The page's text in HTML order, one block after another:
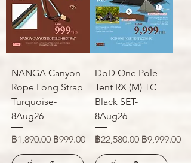
NANGA Canyon
Rope Long Strap
Turquoise-
8Aug26
ราคาปกติ
฿1,890.00 ราคาขายลด
฿999.00
DoD One Pole
Tent RX (M) TC
Black SET-
8Aug26
ราคาปกติ
฿22,580.00 ราคาขายลด
฿9,999.00